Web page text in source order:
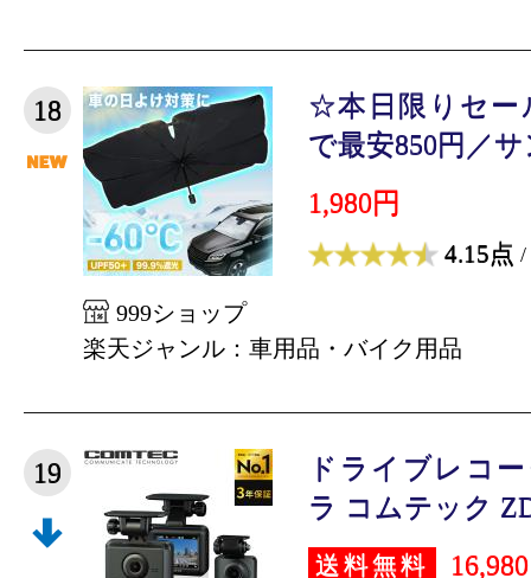
18
☆本日限りセ
で最安850円／
1,980円
4.15点 /
999ショップ
楽天ジャンル：車用品・バイク用品
19
ドライブレコ
ラ コムテック
送料無料